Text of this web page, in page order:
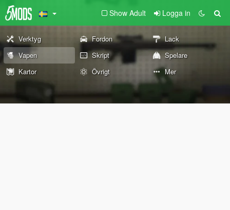
Show Adult Logga in
Verktyg Fordon
Lack
Vapen
Skript
Spelare
Kartor
Övrigt Mer